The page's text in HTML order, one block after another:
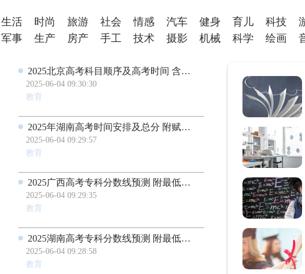
生活 时尚 旅游 社会 情感 汽车 健身 育儿 科技
军事 生产 房产 手工 技术 摄影 机械 科学 绘画
2025北京高考科目顺序及高考时间 含等级赋分对照表及计算方法
2025-06-04 09:30:30
教育
2025年湖南高考时间安排及总分 附赋分对照表及计算方法
2025-06-04 09:29:57
教育
2025广西高考专科分数线预测 附最低录取分预估
2025-06-04 09:29:35
教育
2025湖南高考专科分数线预测 附最低录取分预估
2025-06-04 09:28:58
教育